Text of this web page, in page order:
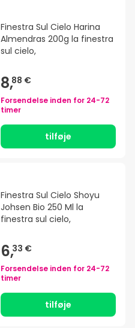
Finestra Sul Cielo Harina
Almendras 200g la finestra
sul cielo,
8,88 €
Forsendelse inden for 24-72
timer
tilføje
Finestra Sul Cielo Shoyu
Johsen Bio 250 Ml la
finestra sul cielo,
6,33 €
Forsendelse inden for 24-72
timer
tilføje